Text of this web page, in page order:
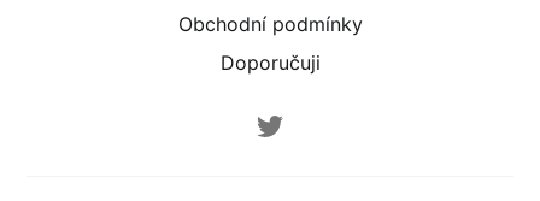
Obchodní podmínky
Doporučuji